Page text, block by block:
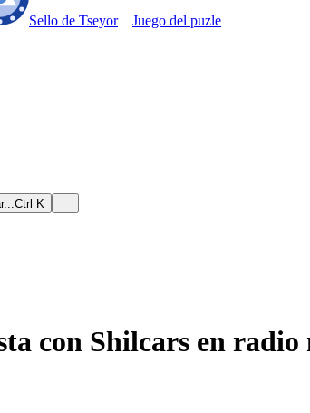
Sello de Tseyor
Juego del puzle
Ctrl K
con Shilcars en